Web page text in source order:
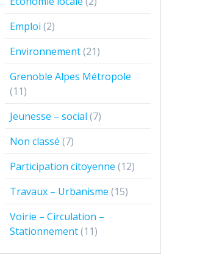
Emploi (2)
Environnement(21)
Grenoble Alpes Métropole
(11)
Jeunesse – social (7)
Non classé (7)
Participation citoyenne (12)
Travaux – Urbanisme (15)
Voirie – Circulation –
Stationnement(11)